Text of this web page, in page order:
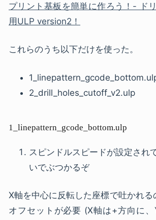
プリント基板を簡単に作ろう！- ド
用ULP version2！
これらのうち以下だけを使った。
2_drill_holes_cutoff_v2.ulp
1_linepattern_gcode_bottom.ulp
スピンドルスピードが設定され
いでぶつかるぞ
X軸を中心に反転した座標で吐かれる
オフセットが必要 (X軸は+方向に